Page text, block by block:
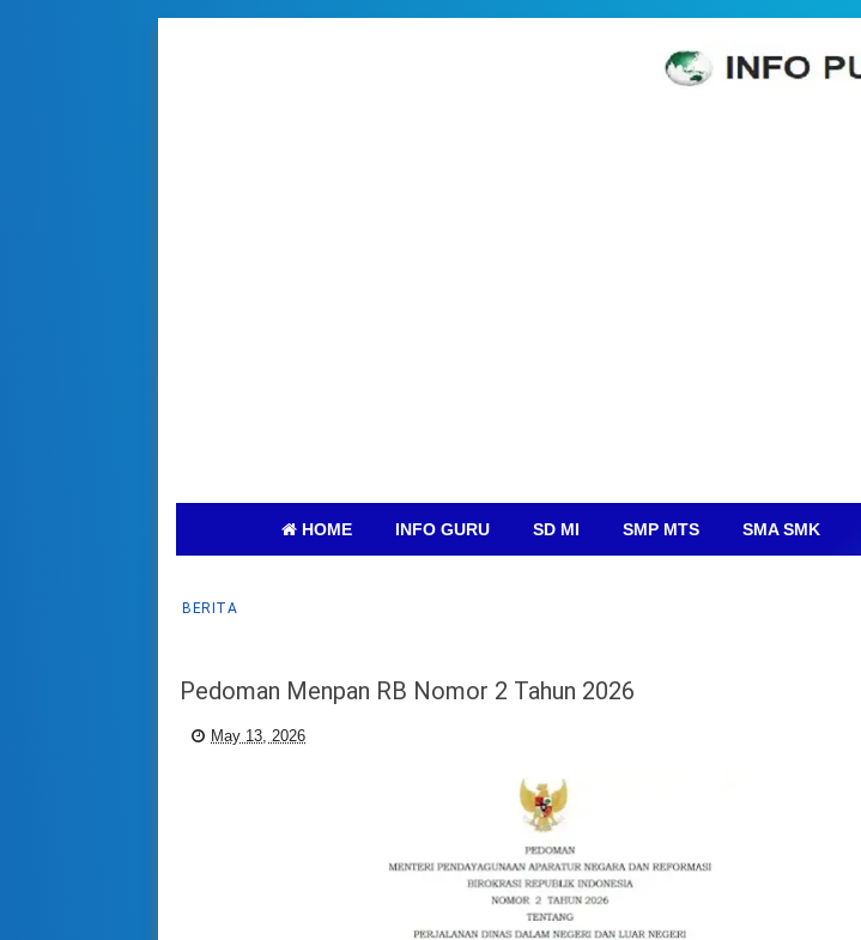
HOME INFO GURU SD MI SMP MTS SMA SMK
BERITA
Pedoman Menpan RB Nomor 2 Tahun 2026
May 13, 2026